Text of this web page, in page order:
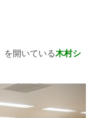
を開いている木村シ